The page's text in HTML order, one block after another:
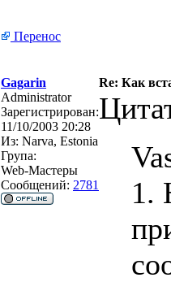
Перенос
Gagarin
Re: Как
Administrator
Зарегистрирован:
11/10/2003 20:28
Из: Narva, Estonia
Група:
Web-Мастеры
Сообщений: 2781
1.